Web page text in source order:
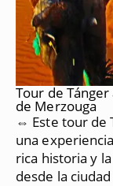
Tour de
de Merzouga
⇔ Este tour de
una
rica historia y
desde la